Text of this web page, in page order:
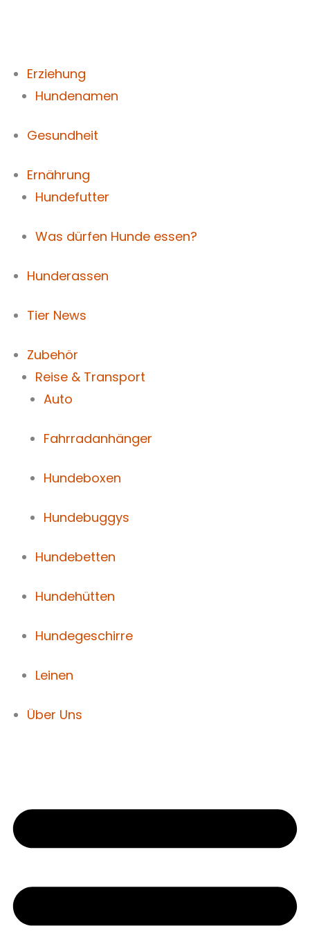
Erziehung
Hundenamen
Gesundheit
Ernährung
Hundefutter
Was dürfen Hunde essen?
Hunderassen
Tier News
Zubehör
Reise & Transport
Auto
Fahrradanhänger
Hundeboxen
Hundebuggys
Hundebetten
Hundehütten
Hundegeschirre
Leinen
Über Uns